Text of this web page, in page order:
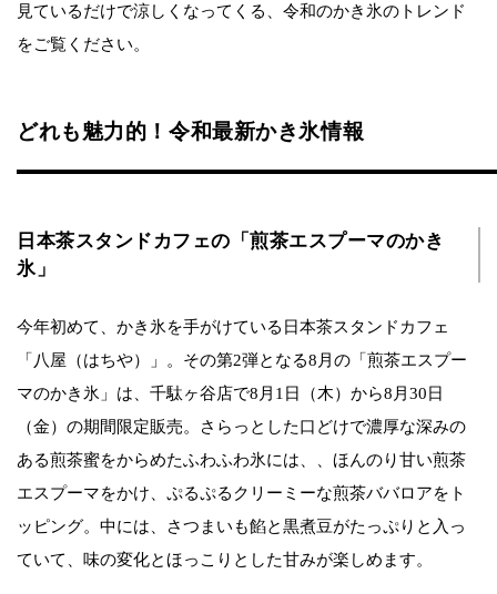
見ているだけで涼しくなってくる、令和のかき氷のトレンド
をご覧ください。
どれも魅力的！令和最新かき氷情報
日本茶スタンドカフェの「煎茶エスプーマのかき
氷」
今年初めて、かき氷を手がけている日本茶スタンドカフェ
「八屋（はちや）」。その第2弾となる8月の「煎茶エスプー
マのかき氷」は、千駄ヶ谷店で8月1日（木）から8月30日
（金）の期間限定販売。さらっとした口どけで濃厚な深みの
ある煎茶蜜をからめたふわふわ氷には、、ほんのり甘い煎茶
エスプーマをかけ、ぷるぷるクリーミーな煎茶ババロアをト
ッピング。中には、さつまいも餡と黒煮豆がたっぷりと入っ
ていて、味の変化とほっこりとした甘みが楽しめます。